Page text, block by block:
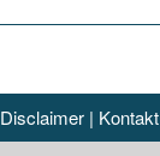
Disclaimer | Kontakt